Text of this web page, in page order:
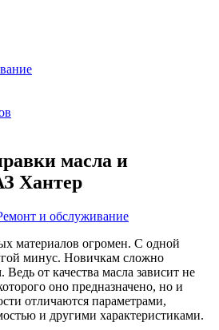
масла и
Хантер
и обслуживание
материалов огромен. С одной
минус. Новичкам сложно
от качества масла зависит не
оно предназначено, но и
отличаются параметрами,
и другими характеристиками.